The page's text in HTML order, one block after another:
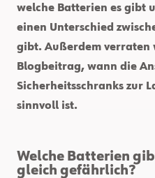
welche Batterien es gibt
einen Unterschied
gibt. Außerdem verraten
Blogbeitrag, wann die
Sicherheitsschranks zur
sinnvoll ist.
Welche Batterien
gleich gefährlich?